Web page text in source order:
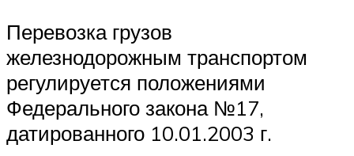
Перевозка грузов
железнодорожным транспортом
регулируется положениями
Федерального закона №17,
датированного 10.01.2003 г.